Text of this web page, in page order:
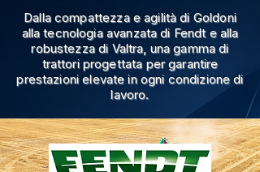
Dalla compattezza e agilità di Goldoni
alla tecnologia avanzata di Fendt e alla
robustezza di Valtra, una gamma di
trattori progettata per garantire
prestazioni elevate in ogni condizione di
lavoro.